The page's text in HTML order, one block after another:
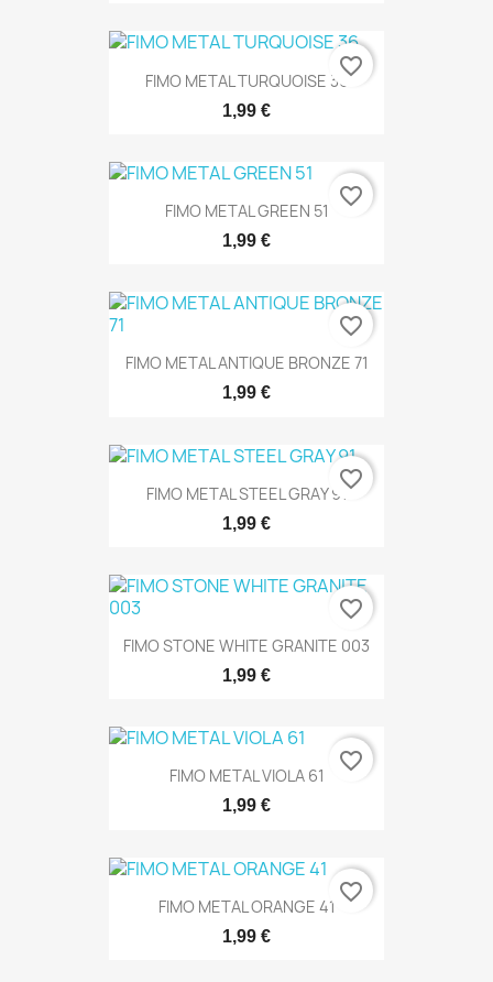
FIMO METAL TURQUOISE 36
1,99 €
favorite_border
FIMO METAL GREEN 51
1,99 €
favorite_border
FIMO METAL ANTIQUE BRONZE 71
1,99 €
favorite_border
FIMO METAL STEEL GRAY 91
1,99 €
favorite_border
FIMO STONE WHITE GRANITE 003
1,99 €
favorite_border
FIMO METAL VIOLA 61
1,99 €
favorite_border
FIMO METAL ORANGE 41
1,99 €
favorite_border